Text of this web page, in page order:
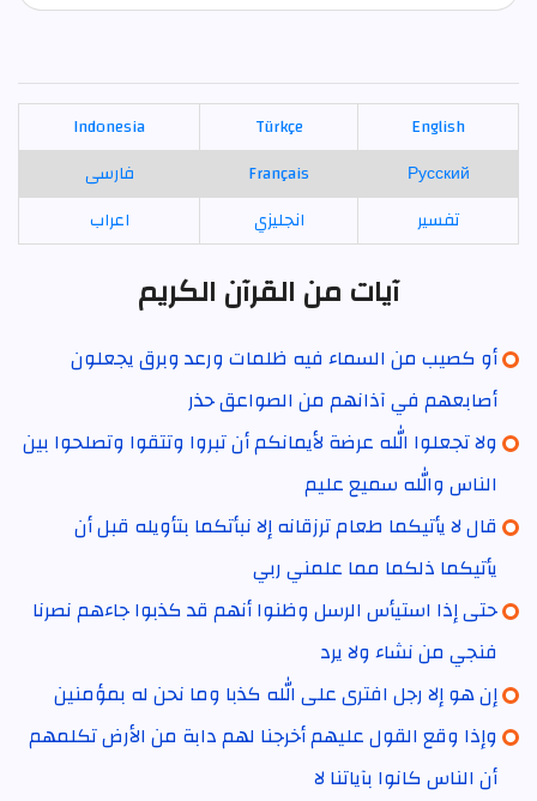
English
Türkçe
Indonesia
Русский
Français
فارسی
تفسير
انجليزي اعراب
آيات من القرآن الكريم
أو كصيب من السماء فيه ظلمات ورعد وبرق يجعلون
أصابعهم في آذانهم من الصواعق حذر
ولا تجعلوا الله عرضة لأيمانكم أن تبروا وتتقوا وتصلحوا بين
الناس والله سميع عليم
قال لا يأتيكما طعام ترزقانه إلا نبأتكما بتأويله قبل أن
يأتيكما ذلكما مما علمني ربي
حتى إذا استيأس الرسل وظنوا أنهم قد كذبوا جاءهم نصرنا
فنجي من نشاء ولا يرد
إن هو إلا رجل افترى على الله كذبا وما نحن له بمؤمنين
وإذا وقع القول عليهم أخرجنا لهم دابة من الأرض تكلمهم
أن الناس كانوا بآياتنا لا